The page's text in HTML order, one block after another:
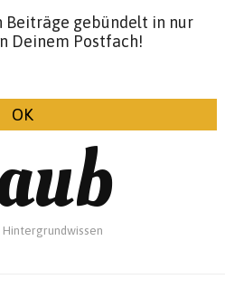
&
Beiträge gebündelt in nur
Deinem Postfach!